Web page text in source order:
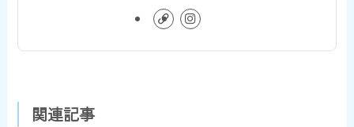
関連記事